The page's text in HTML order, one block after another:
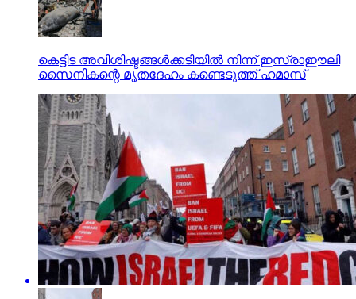
കെട്ടിട അവിശിഷ്ടങ്ങള്‍ക്കടിയില്‍ നിന്ന് ഇസ്രാഈലി
സൈനികന്റെ മൃതദേഹം കണ്ടെടുത്ത് ഹമാസ്